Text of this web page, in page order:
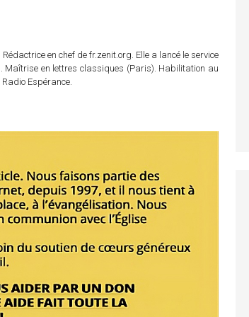
en chef de fr.zenit.org. Elle a lancé le service
Maîtrise en lettres classiques (Paris). Habilitation au
Espérance.